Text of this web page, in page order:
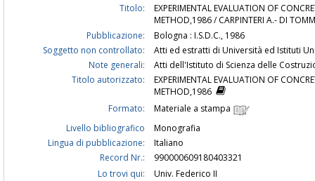
Titolo:
EXPERIMENTAL EVALUATION OF
METHOD,1986 / CARPINTERI A.- DI
Pubblicazione:
Bologna : I.S.D.C., 1986
Soggetto non controllato:
Atti ed estratti di Università ed Istituti
Note generali:
Atti dell'Istituto di Scienza delle
Titolo autorizzato:
EXPERIMENTAL EVALUATION OF
METHOD,1986
Formato:
Materiale a stampa
Livello bibliografico
Monografia
Lingua di pubblicazione:
Italiano
Record Nr.:
990000609180403321
Lo trovi qui:
Univ. Federico II